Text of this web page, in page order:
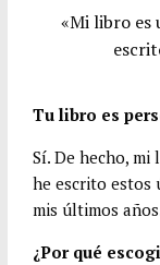
«Mi libro es
Tu libro es
Sí. De hecho,
he escrito estos
mis últimos
¿Por qué